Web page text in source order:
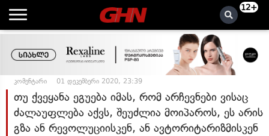
12+
კომენტარი 01 დეკემბერი 2020, 23:39
თუ ქვეყანა ეგუება იმას, რომ არჩევნები ვისაც
ძალაუფლება აქვს, შეუძლია მოიპაროს, ეს არის
გზა ან რევოლუციისკენ, ან ავტორიტარიზმისკენ